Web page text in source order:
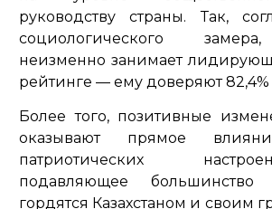
руководству страны. Так,
социологического
неизменно занимает
рейтинге — ему доверяют
Более того, позитивные
оказывают прямое
патриотических
подавляющее большинство
гордятся Казахстаном и своим